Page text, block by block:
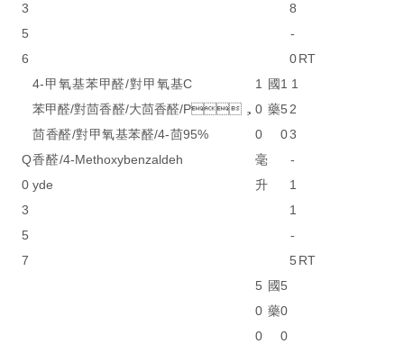
3
5
6
8
-
0RT
Q
0
3
5
7
4-甲氧基苯甲醛/對甲氧基
苯甲醛/對茴香醛/大茴香醛/
茴香醛/對甲氧基苯醛/4-茴
香醛/4-Methoxybenzaldeh
yde
C
P，
95%
1
0
0
毫
升
國
藥
1
5
0
1
2
3
-
1
1
-
5 RT
5
0
0
國
藥
5
0
0